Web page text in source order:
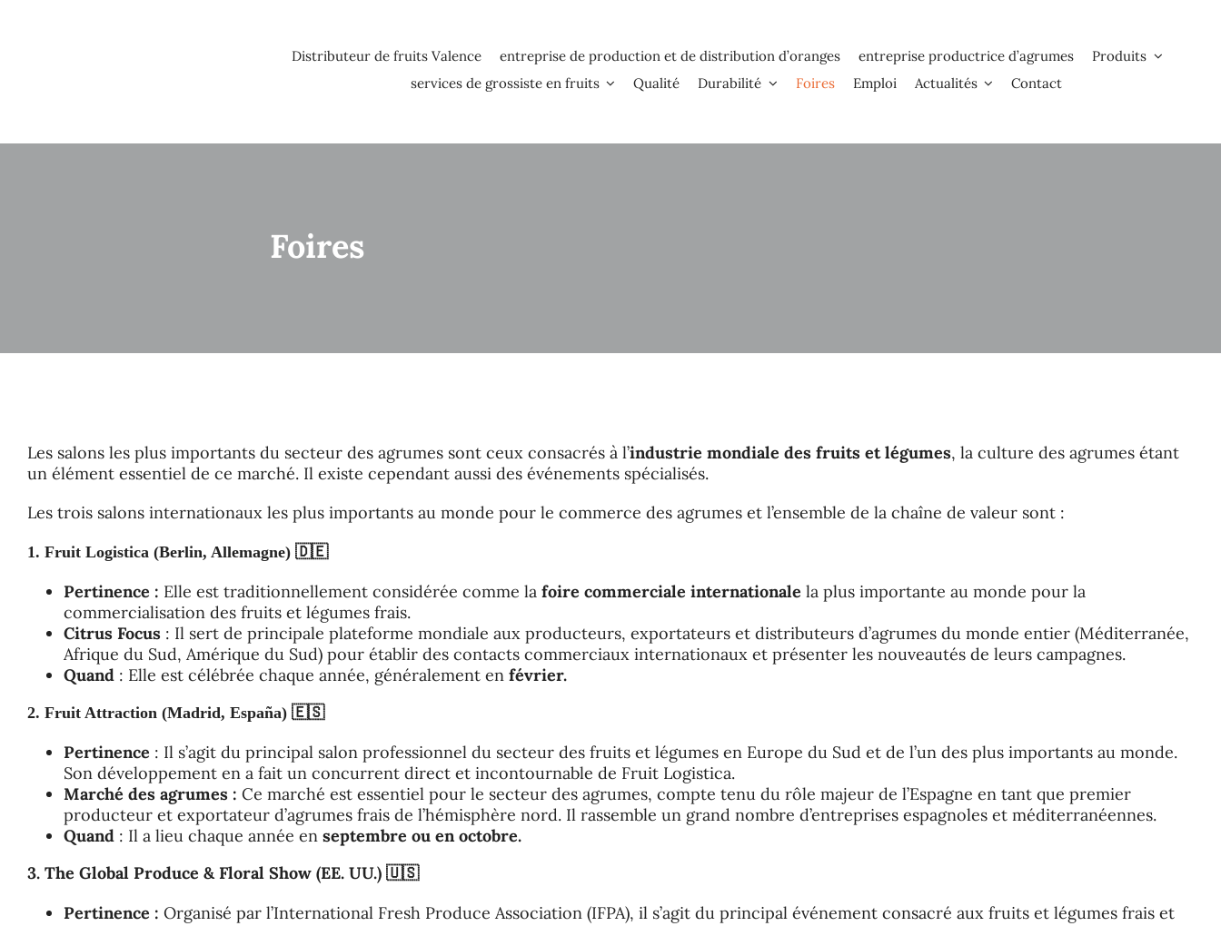
Distributeur de fruits Valence entreprise de production et de distribution d’oranges entreprise productrice d’agrumes
Produits
services de grossiste en fruits
Qualité Durabilité Foires Emploi Actualités Contact
Foires
Les salons les plus importants du secteur des agrumes sont ceux consacrés à l’industrie mondiale des fruits et légumes, la culture des agrumes étant
un élément essentiel de ce marché. Il existe cependant aussi des événements spécialisés.
Les trois salons internationaux les plus importants au monde pour le commerce des agrumes et l’ensemble de la chaîne de valeur sont :
1. Fruit Logistica (Berlin, Allemagne) 🇩🇪
Pertinence : Elle est traditionnellement considérée comme lafoire commerciale internationale la plus importante au monde pour la
commercialisation des fruits et légumes frais.
Citrus Focus : Il sert de principale plateforme mondiale aux producteurs, exportateurs et distributeurs d’agrumes du monde entier (Méditerranée,
Afrique du Sud, Amérique du Sud) pour établir des contacts commerciaux internationaux et présenter les nouveautés de leurs campagnes.
Quand : Elle est célébrée chaque année, généralement enfévrier.
2. Fruit Attraction (Madrid, España) 🇪🇸
Pertinence : Il s’agit du principal salon professionnel du secteur des fruits et légumes en Europe du Sud et de l’un des plus importants au monde.
Son développement en a fait un concurrent direct et incontournable de Fruit Logistica.
Marché des agrumes : Ce marché est essentiel pour le secteur des agrumes, compte tenu du rôle majeur de l’Espagne en tant que premier
producteur et exportateur d’agrumes frais de l’hémisphère nord. Il rassemble un grand nombre d’entreprises espagnoles et méditerranéennes.
Quand : Il a lieu chaque année en septembre ou en octobre.
3. The Global Produce & Floral Show (EE. UU.) 🇺🇸
Pertinence : Organisé par l’International Fresh Produce Association (IFPA), il s’agit du principal événement consacré aux fruits et légumes frais et